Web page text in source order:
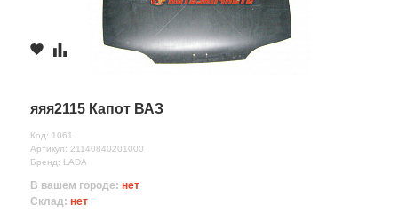
яяя2115 Капот ВАЗ
Код: 1061
Артикул: 21140840201000
Бренд: LADA
В вашем городе: нет
Склад: нет